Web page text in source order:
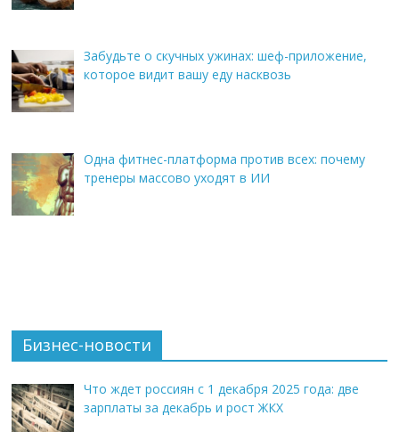
Забудьте о скучных ужинах: шеф-приложение,
которое видит вашу еду насквозь
Одна фитнес-платформа против всех: почему
тренеры массово уходят в ИИ
Бизнес-новости
Что ждет россиян с 1 декабря 2025 года: две
зарплаты за декабрь и рост ЖКХ